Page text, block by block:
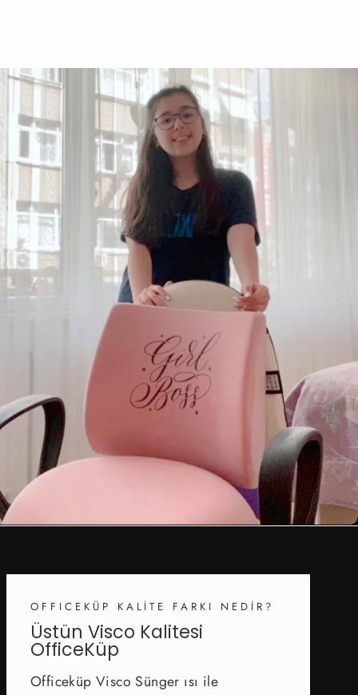
OFFICEKÜP KALİTE FARKI NEDİR?
Üstün Visco Kalitesi
OfficeKüp
Officeküp Visco Sünger ısı ile